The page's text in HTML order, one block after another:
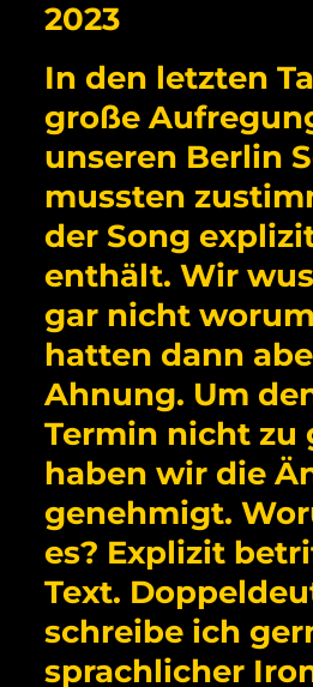
2023
In den letzten
große
unseren Berlin
mussten
der Song
enthält. Wir
gar nicht
hatten dann
Ahnung. Um
Termin nicht zu
haben wir die
genehmigt.
es? Explizit
Text.
schreibe ich
sprachlicher